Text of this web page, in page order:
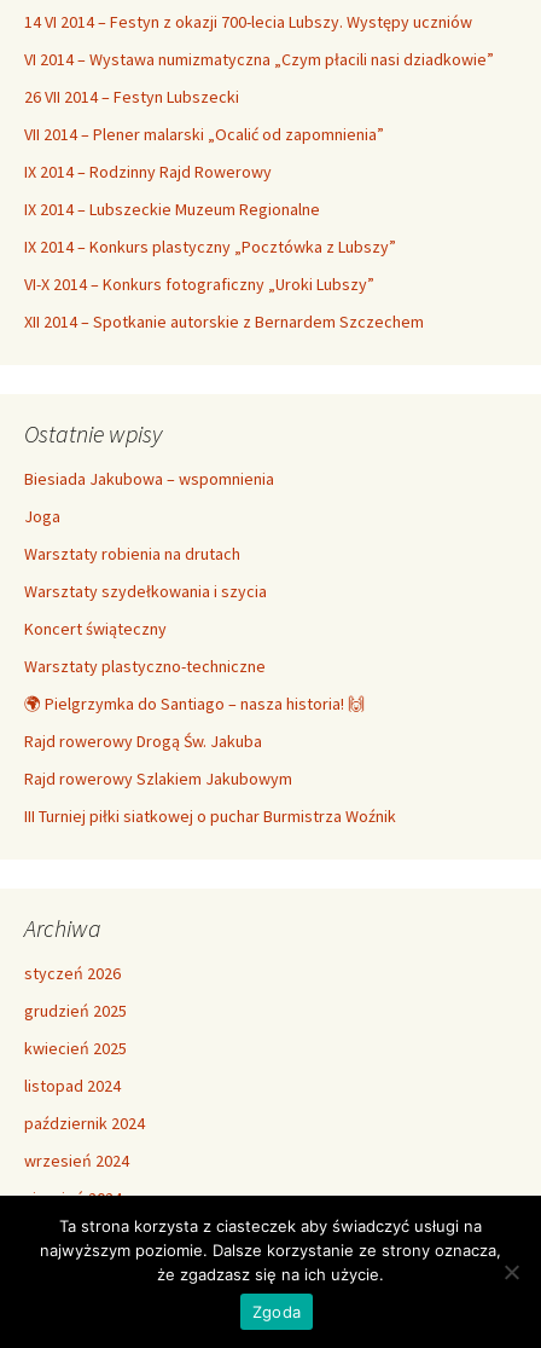
14 VI 2014 – Festyn z okazji 700-lecia Lubszy. Występy uczniów
VI 2014 – Wystawa numizmatyczna „Czym płacili nasi dziadkowie”
26 VII 2014 – Festyn Lubszecki
VII 2014 – Plener malarski „Ocalić od zapomnienia”
IX 2014 – Rodzinny Rajd Rowerowy
IX 2014 – Lubszeckie Muzeum Regionalne
IX 2014 – Konkurs plastyczny „Pocztówka z Lubszy”
VI-X 2014 – Konkurs fotograficzny „Uroki Lubszy”
XII 2014 – Spotkanie autorskie z Bernardem Szczechem
Ostatnie wpisy
Biesiada Jakubowa – wspomnienia
Joga
Warsztaty robienia na drutach
Warsztaty szydełkowania i szycia
Koncert świąteczny
Warsztaty plastyczno-techniczne
🌍 Pielgrzymka do Santiago – nasza historia! 🙌
Rajd rowerowy Drogą Św. Jakuba
Rajd rowerowy Szlakiem Jakubowym
III Turniej piłki siatkowej o puchar Burmistrza Woźnik
Archiwa
styczeń 2026
grudzień 2025
kwiecień 2025
listopad 2024
październik 2024
wrzesień 2024
sierpień 2024
czerwiec 2024
Ta strona korzysta z ciasteczek aby świadczyć usługi na
najwyższym poziomie. Dalsze korzystanie ze strony oznacza,
że zgadzasz się na ich użycie.
Zgoda